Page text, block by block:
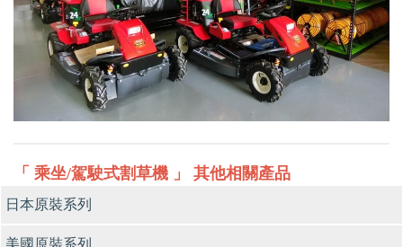
「 乘坐/駕駛式割草機 」 其他相關產品
日本原裝系列